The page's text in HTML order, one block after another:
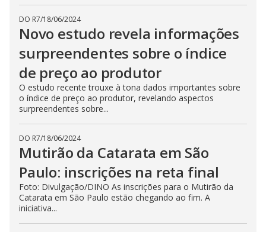
DO R7/18/06/2024
Novo estudo revela informações
surpreendentes sobre o índice
de preço ao produtor
O estudo recente trouxe à tona dados importantes sobre
o índice de preço ao produtor, revelando aspectos
surpreendentes sobre...
DO R7/18/06/2024
Mutirão da Catarata em São
Paulo: inscrições na reta final
Foto: Divulgação/DINO As inscrições para o Mutirão da
Catarata em São Paulo estão chegando ao fim. A
iniciativa...